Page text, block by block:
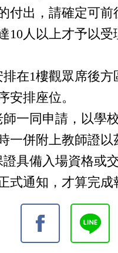
付出，請確定可前
10人以上才予以受
在1樓觀眾席後方
安排座位。
一同申請，以學
一併附上教師證以
具備入場資格或
式通知，才算完成